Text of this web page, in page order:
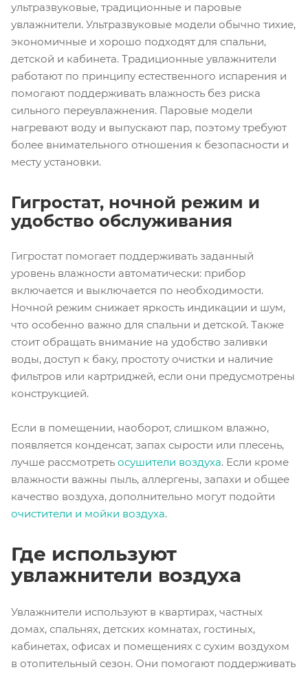
ультразвуковые, традиционные и паровые
увлажнители. Ультразвуковые модели обычно тихие,
экономичные и хорошо подходят для спальни,
детской и кабинета. Традиционные увлажнители
работают по принципу естественного испарения и
помогают поддерживать влажность без риска
сильного переувлажнения. Паровые модели
нагревают воду и выпускают пар, поэтому требуют
более внимательного отношения к безопасности и
месту установки.
Гигростат, ночной режим и
удобство обслуживания
Гигростат помогает поддерживать заданный
уровень влажности автоматически: прибор
включается и выключается по необходимости.
Ночной режим снижает яркость индикации и шум,
что особенно важно для спальни и детской. Также
стоит обращать внимание на удобство заливки
воды, доступ к баку, простоту очистки и наличие
фильтров или картриджей, если они предусмотрены
конструкцией.
Если в помещении, наоборот, слишком влажно,
появляется конденсат, запах сырости или плесень,
лучше рассмотреть осушители воздуха. Если кроме
влажности важны пыль, аллергены, запахи и общее
качество воздуха, дополнительно могут подойти
очистители и мойки воздуха.
Где используют
увлажнители воздуха
Увлажнители используют в квартирах, частных
домах, спальнях, детских комнатах, гостиных,
кабинетах, офисах и помещениях с сухим воздухом
в отопительный сезон. Они помогают поддерживать